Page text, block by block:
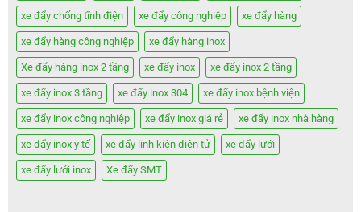
xe đẩy chống tĩnh điện xe đẩy công nghiệp xe đẩy hàng
xe đẩy hàng công nghiệp xe đẩy hàng inox
Xe đẩy hàng inox 2 tầng xe đẩy inox xe đẩy inox 2 tầng
xe đẩy inox 3 tầng xe đẩy inox 304 xe đẩy inox bệnh viện
xe đẩy inox công nghiệp xe đẩy inox giá rẻ xe đẩy inox nhà hàng
xe đẩy inox y tế xe đẩy linh kiện điện tử xe đẩy lưới
xe đẩy lưới inox Xe đẩy SMT